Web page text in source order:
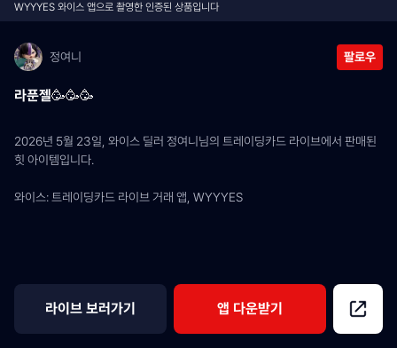
WYYYES 와이스 앱으로 촬영한 인증된 상품입니다
정여니 팔로우
라푼젤🥳🥳🥳
2026년 5월 23일, 와이스 딜러 정여니님의 트레이딩카드 라이브에서 판매된
힛 아이템입니다.
와이스: 트레이딩카드 라이브 거래 앱, WYYYES
라이브 보러가기 앱 다운받기